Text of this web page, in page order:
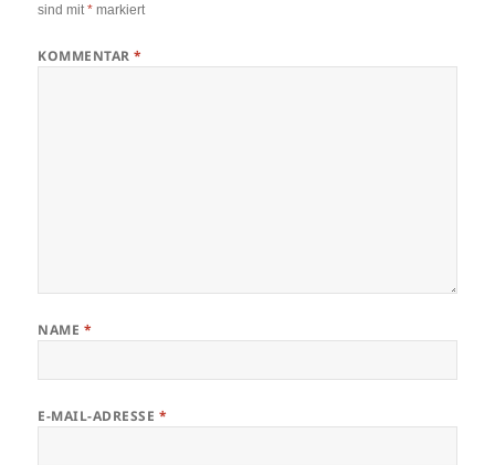
sind mit* markiert
KOMMENTAR*
NAME *
E-MAIL-ADRESSE *